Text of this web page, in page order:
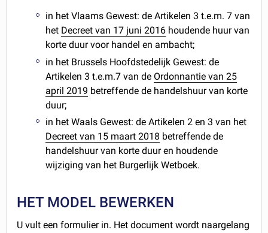
in het Vlaams Gewest: de Artikelen 3 t.e.m. 7 van
het Decreet van 17 juni 2016 houdende huur van
korte duur voor handel en ambacht;
in het Brussels Hoofdstedelijk Gewest: de
Artikelen 3 t.e.m.7 van de Ordonnantie van 25
april 2019 betreffende de handelshuur van korte
duur;
in het Waals Gewest: de Artikelen 2 en 3 van het
Decreet van 15 maart 2018 betreffende de
handelshuur van korte duur en houdende
wijziging van het Burgerlijk Wetboek.
HET MODEL BEWERKEN
U vult een formulier in. Het document wordt naargelang